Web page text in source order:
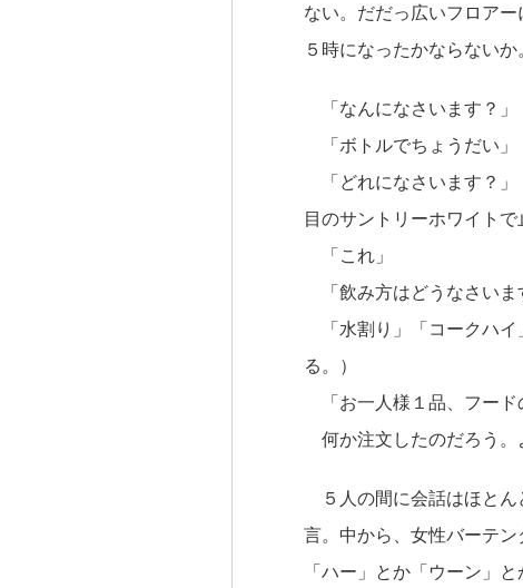
ない。だだっ広いフロア
５時になったかならない
「なんになさいます？」
「ボトルでちょうだい」
「どれになさいます？」
目のサントリーホワイトで
「これ」
「飲み方はどうなさいま
「水割り」「コークハイ
る。）
「お一人様１品、フード
何か注文したのだろう。
５人の間に会話はほとん
言。中から、女性バーテ
「ハー」とか「ウーン」